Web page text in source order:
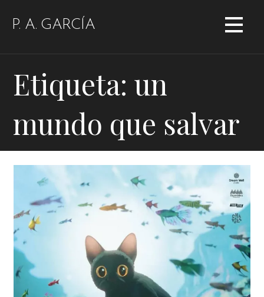
P. A. GARCÍA
Etiqueta: un
mundo que salvar